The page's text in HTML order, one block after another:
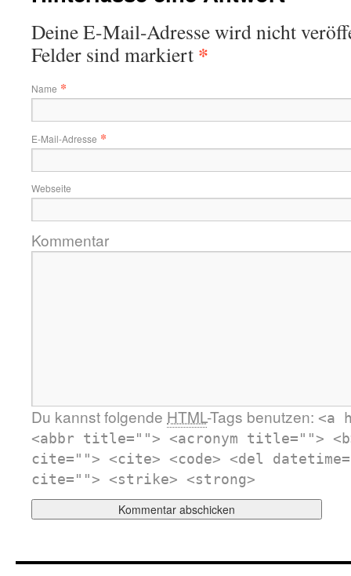
Deine E-Mail-Adresse wird nicht
Felder sind markiert *
Name *
E-Mail-Adresse *
Webseite
Kommentar
Du kannst folgende HTML-Tags benutzen: <a
<abbr title=""> <acronym title="">
cite=""> <cite> <code> <del
cite=""> <strike> <strong>